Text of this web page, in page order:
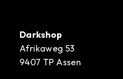
Darkshop
Afrikaweg 53
9407 TP Assen